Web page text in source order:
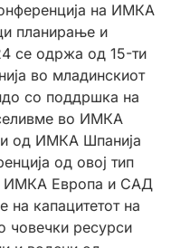
на ИМКА
планирање и
се одржа од 15-ти
во младинскиот
со поддршка на
во ИМКА
од ИМКА Шпанија
од овој тип
ИМКА Европа и САД
капацитетот на
човечки ресурси